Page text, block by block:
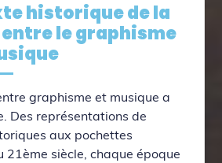
historique de la
le graphisme
graphisme et musique a
Des représentations de
aux pochettes
21ème siècle, chaque époque